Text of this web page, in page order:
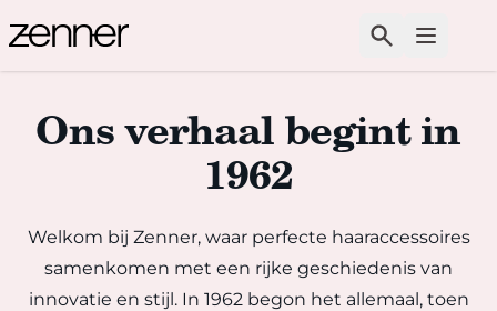
ZoekenOpen
Ons verhaal begint in
1962
Welkom bij Zenner, waar perfecte haaraccessoires
samenkomen met een rijke geschiedenis van
innovatie en stijl. In 1962 begon het allemaal, toen